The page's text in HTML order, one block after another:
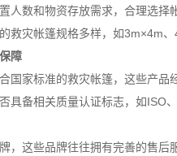
人数和物资存放需求，合理选择
救灾帐篷规格多样，如3m×4m
障
国家标准的救灾帐篷，这些产品
具备相关质量认证标志，如ISO
，这些品牌往往拥有完善的售后